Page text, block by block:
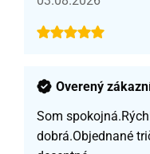
Overený
Som
dobrá.Objednané